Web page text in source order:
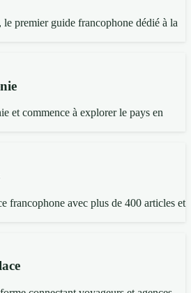
premier guide francophone dédié à la
et commence à explorer le pays en
francophone avec plus de 400 articles et